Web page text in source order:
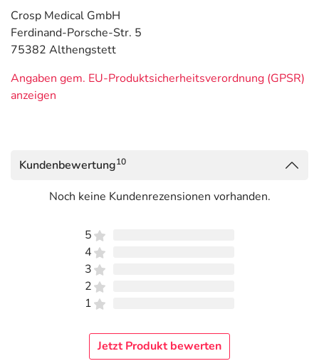
Crosp Medical GmbH
Ferdinand-Porsche-Str. 5
75382 Althengstett
Angaben gem. EU-Produktsicherheitsverordnung (GPSR)
anzeigen
Kundenbewertung10
Noch keine Kundenrezensionen vorhanden.
5
4
3
2
1
Jetzt Produkt bewerten